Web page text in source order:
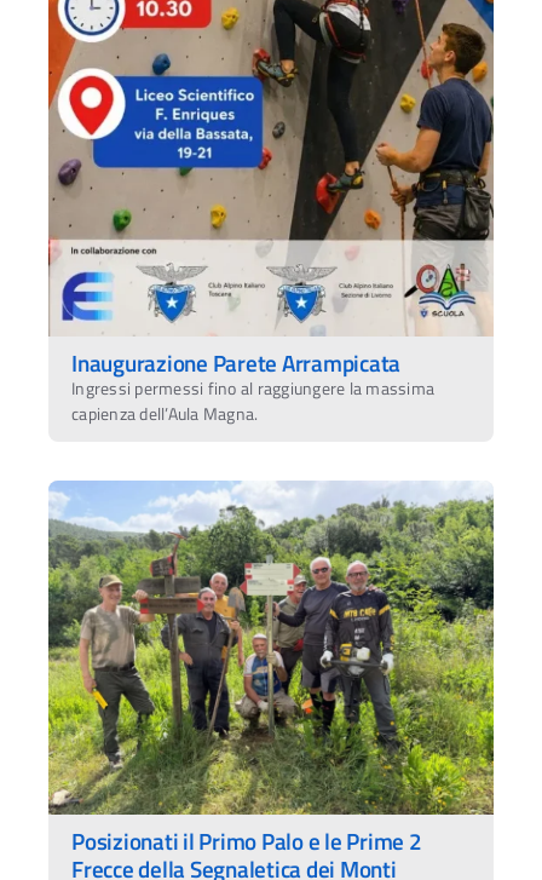
Inaugurazione Parete Arrampicata
Ingressi permessi fino al raggiungere la massima
capienza dell’Aula Magna.
Posizionati il Primo Palo e le Prime 2
Frecce della Segnaletica dei Monti